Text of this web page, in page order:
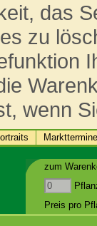
das
zu
wenn
Markttermine
zum
Preis pro